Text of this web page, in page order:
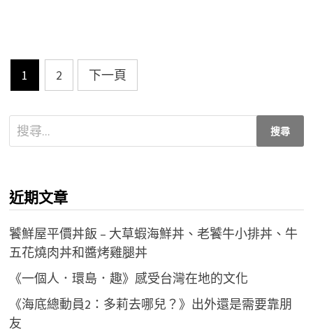
文
章
分
頁
1 2 下一頁
搜
尋
字:
近期文章
饕鮮屋平價丼飯 – 大草蝦海鮮丼、老饕牛小排丼、牛
五花燒肉丼和醬烤雞腿丼
《一個人．環島．趣》感受台灣在地的文化
《海底總動員2：多莉去哪兒？》出外還是需要靠朋
友